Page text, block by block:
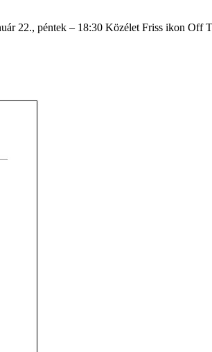
22., péntek – 18:30 Közélet Friss ikon